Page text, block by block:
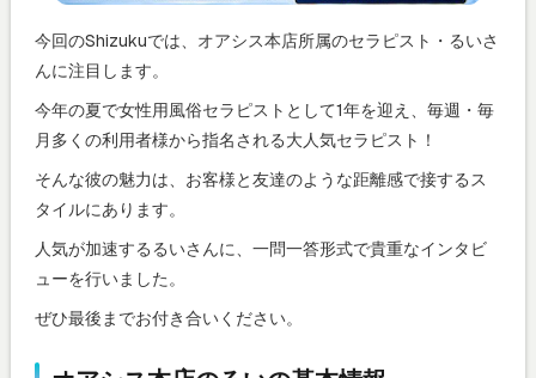
今回のShizukuでは、オアシス本店所属のセラピスト・るいさ
んに注目します。
今年の夏で女性用風俗セラピストとして1年を迎え、毎週・毎
月多くの利用者様から指名される大人気セラピスト！
そんな彼の魅力は、お客様と友達のような距離感で接するス
タイルにあります。
人気が加速するるいさんに、一問一答形式で貴重なインタビ
ューを行いました。
ぜひ最後までお付き合いください。